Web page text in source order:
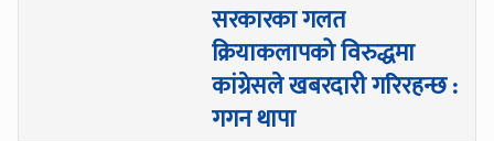
सरकारका गलत
क्रियाकलापको विरुद्धमा
कांग्रेसले खबरदारी गरिरहन्छ :
गगन थापा